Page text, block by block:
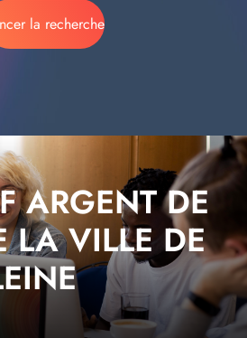
la recherche
ARGENT DE
LA VILLE DE